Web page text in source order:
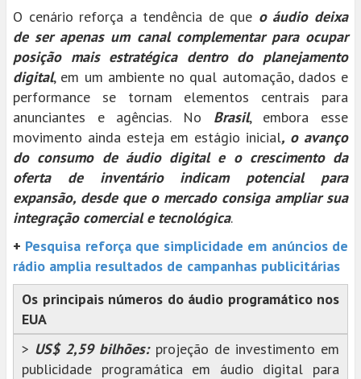
O cenário reforça a tendência de que o áudio deixa
de ser apenas um canal complementar para ocupar
posição mais estratégica dentro do planejamento
digital, em um ambiente no qual automação, dados e
performance se tornam elementos centrais para
anunciantes e agências. No Brasil, embora esse
movimento ainda esteja em estágio inicial, o avanço
do consumo de áudio digital e o crescimento da
oferta de inventário indicam potencial para
expansão, desde que o mercado consiga ampliar sua
integração comercial e tecnológica.
+ Pesquisa reforça que simplicidade em anúncios de
rádio amplia resultados de campanhas publicitárias
Os principais números do áudio programático nos
EUA
> US$ 2,59 bilhões:projeção de investimento em
publicidade programática em áudio digital para